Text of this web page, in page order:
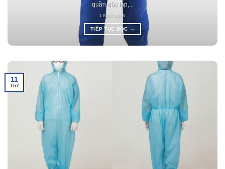
quần độc lập,...
1 BÌNH LUẬN
TIẾP TỤC ĐỌC →
11
Th7